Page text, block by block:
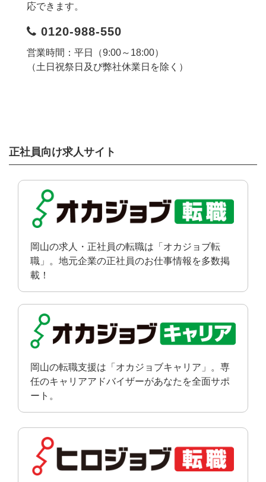
応できます。
0120-988-550
営業時間：平日（9:00～18:00）
（土日祝祭日及び弊社休業日を除く）
正社員向け求人サイト
岡山の求人・正社員の転職は「オカジョブ転
職」。地元企業の正社員のお仕事情報を多数掲
載！
岡山の転職支援は「オカジョブキャリア」。専
任のキャリアアドバイザーがあなたを全面サポ
ート。